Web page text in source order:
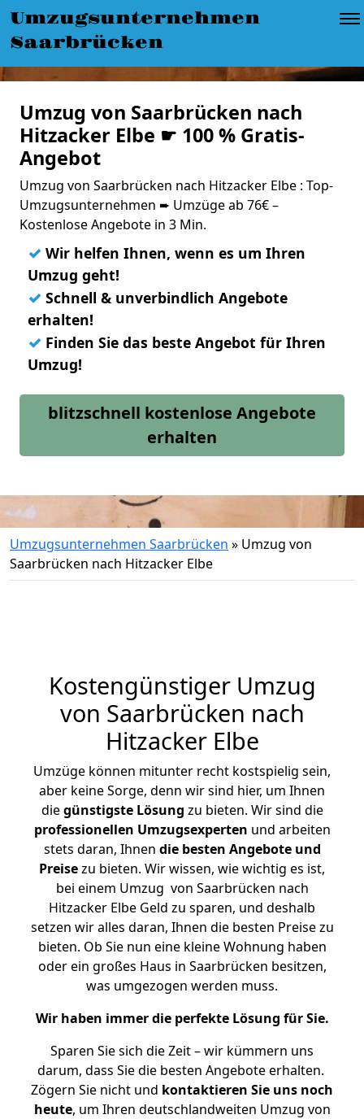
Umzugsunternehmen
Saarbrücken
Umzug von Saarbrücken nach
Hitzacker Elbe ☛ 100 % Gratis-
Angebot
Umzug von Saarbrücken nach Hitzacker Elbe : Top-
Umzugsunternehmen ➨ Umzüge ab 76€ –
Kostenlose Angebote in 3 Min.
✓ Wir helfen Ihnen, wenn es um Ihren
Umzug geht!
✓ Schnell & unverbindlich Angebote
erhalten!
✓ Finden Sie das beste Angebot für Ihren
Umzug!
blitzschnell kostenlose Angebote
erhalten
Umzugsunternehmen Saarbrücken » Umzug von
Saarbrücken nach Hitzacker Elbe
Kostengünstiger Umzug
von Saarbrücken nach
Hitzacker Elbe
Umzüge können mitunter recht kostspielig sein,
aber keine Sorge, denn wir sind hier, um Ihnen
diegünstigste Lösung zu bieten. Wir sind die
professionellen Umzugsexperten und arbeiten
stets daran, Ihnen die besten Angebote und
Preisezu bieten. Wir wissen, wie wichtig es ist,
bei einem Umzug von Saarbrücken nach
Hitzacker Elbe Geld zu sparen, und deshalb
setzen wir alles daran, Ihnen die besten Preise zu
bieten. Ob Sie nun eine kleine Wohnung haben
oder ein großes Haus in Saarbrücken besitzen,
was umgezogen werden muss.
Wir haben immer die perfekte Lösung für Sie.
Sparen Sie sich die Zeit – wir kümmern uns
darum, dass Sie die besten Angebote erhalten.
Zögern Sie nicht und kontaktieren Sie uns noch
heute, um Ihren deutschlandweiten Umzug von